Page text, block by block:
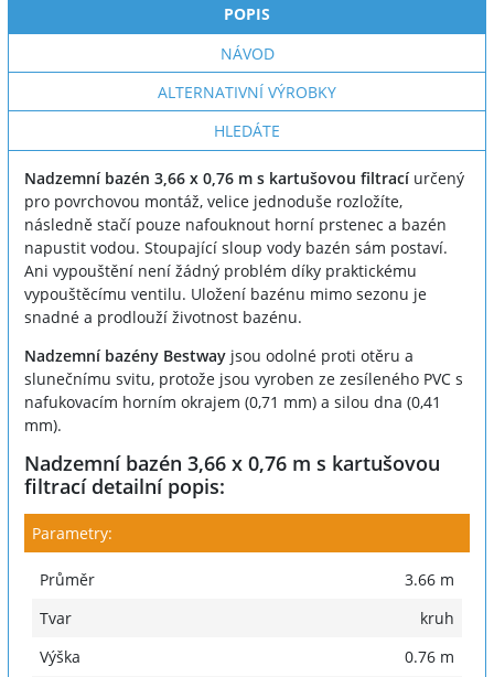
POPIS
NÁVOD
ALTERNATIVNÍ VÝROBKY
HLEDÁTE
Nadzemní bazén 3,66 x 0,76 m s kartušovou filtracíurčený
pro povrchovou montáž, velice jednoduše rozložíte,
následně stačí pouze nafouknout horní prstenec a bazén
napustit vodou. Stoupající sloup vody bazén sám postaví.
Ani vypouštění není žádný problém díky praktickému
vypouštěcímu ventilu. Uložení bazénu mimo sezonu je
snadné a prodlouží životnost bazénu.
Nadzemní bazény Bestway jsou odolné proti otěru a
slunečnímu svitu, protože jsou vyroben ze zesíleného PVC s
nafukovacím horním okrajem (0,71 mm) a silou dna (0,41
mm).
Nadzemní bazén 3,66 x 0,76 m s kartušovou
filtrací detailní popis:
Parametry:
Průměr
3.66 m
Tvar
kruh
Výška
0.76 m